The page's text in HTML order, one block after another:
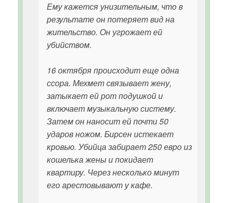
Ему кажется унизительным, что в
результате он потеряет вид на
жительство. Он угрожает ей
убийством.
16 октября происходит еще одна
ссора. Мехмет связывает жену,
затыкает ей рот подушкой и
включает музыкальную систему.
Затем он наносит ей почти 50
ударов ножом. Бирсен истекает
кровью. Убийца забирает 250 евро из
кошелька жены и покидает
квартиру. Через несколько минут
его арестовывают у кафе.